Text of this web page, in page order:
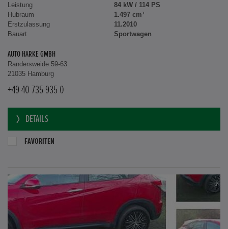
Leistung
84 kW / 114 PS
Hubraum
1.497 cm³
Erstzulassung
11.2010
Bauart
Sportwagen
AUTO HARKE GMBH
Randersweide 59-63
21035 Hamburg
+49 40 735 935 0
DETAILS
FAVORITEN